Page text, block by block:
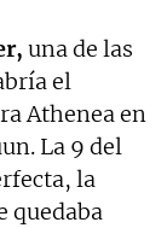
una de las
el
Athenea en
La 9 del
la
quedaba